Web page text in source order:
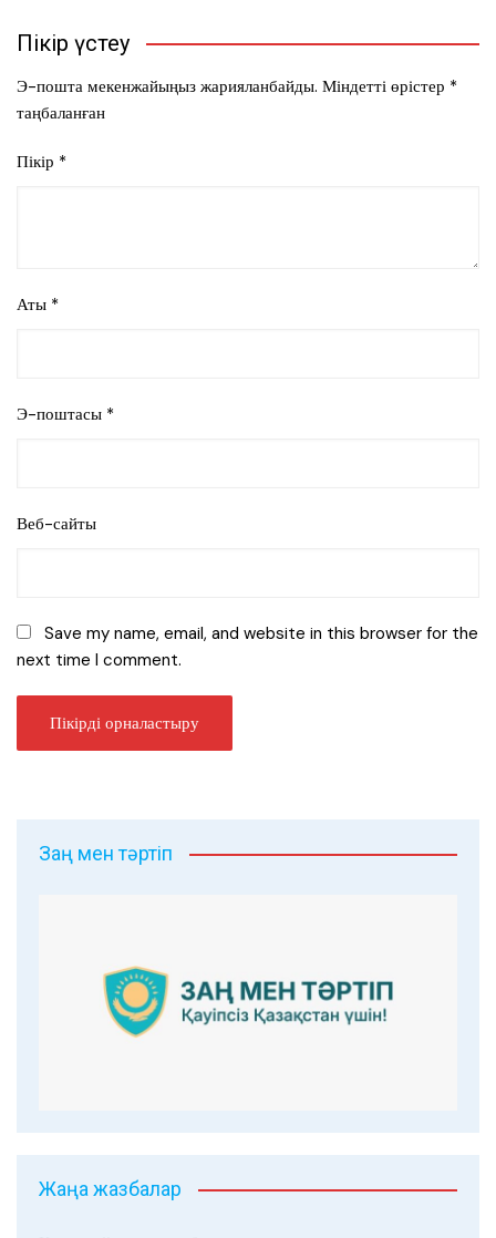
Пікір үстеу
Э-пошта мекенжайыңыз жарияланбайды. Міндетті өрістер *
таңбаланған
Пікір *
Аты *
Э-поштасы *
Веб-сайты
Save my name, email, and website in this browser for the
next time I comment.
Заң мен тәртіп
Жаңа жазбалар